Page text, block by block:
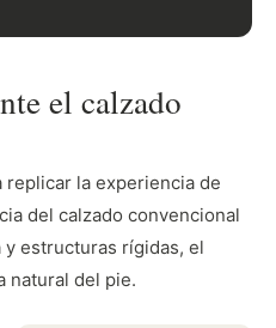
el calzado
replicar la experiencia de
del calzado convencional
estructuras rígidas, el
natural del pie.